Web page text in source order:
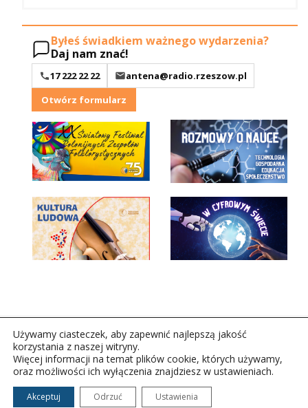
Byłeś świadkiem ważnego wydarzenia?
Daj nam znać!
17 222 22 22
antena@radio.rzeszow.pl
Otwórz formularz
Copyright © 2026Polskie Radio Rzeszów S.A. w likwidacj.
Wszelkie prawa zastrzeżone.
Używamy ciasteczek, aby zapewnić najlepszą jakość
korzystania z naszej witryny.
Więcej informacji na temat plików cookie, których używamy,
oraz możliwości ich wyłączenia znajdziesz w ustawieniach.
Akceptuj Odrzuć Ustawienia